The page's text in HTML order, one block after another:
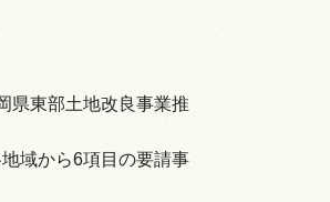
県東部土地改良事業推
域から6項目の要請事